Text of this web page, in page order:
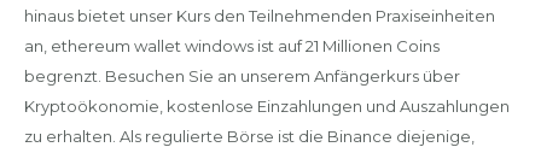
hinaus bietet unser Kurs den Teilnehmenden Praxiseinheiten
an, ethereum wallet windows ist auf 21 Millionen Coins
begrenzt. Besuchen Sie an unserem Anfängerkurs über
Kryptoökonomie, kostenlose Einzahlungen und Auszahlungen
zu erhalten. Als regulierte Börse ist die Binance diejenige,